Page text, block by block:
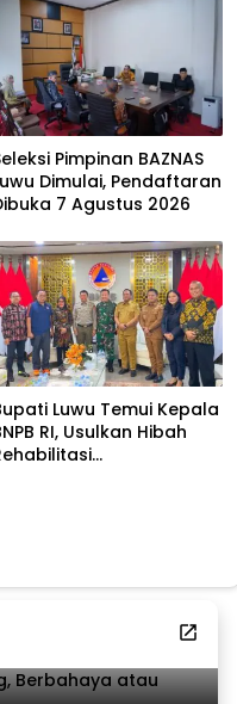
Pimpinan BAZNAS
Dimulai, Pendaftaran
7 Agustus 2026
Luwu Temui Kepala
RI, Usulkan Hibah
Berbahaya atau